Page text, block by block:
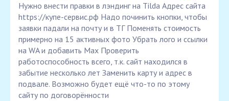
Нужно внести правки в лэндинг на Tilda Адрес сайта
https://купе-сервис.рф Надо починить кнопки, чтобы
заявки падали на почту и в ТГ Поменять стоимость
примерно на 15 активных фото Убрать лого и ссылки
на WA и добавить Мах Проверить
работоспособность всего, т.к. сайт находился в
забытие несколько лет Заменить карту и адрес в
подвале. Возможно будет ещё что-то по этому
сайту по договорённости